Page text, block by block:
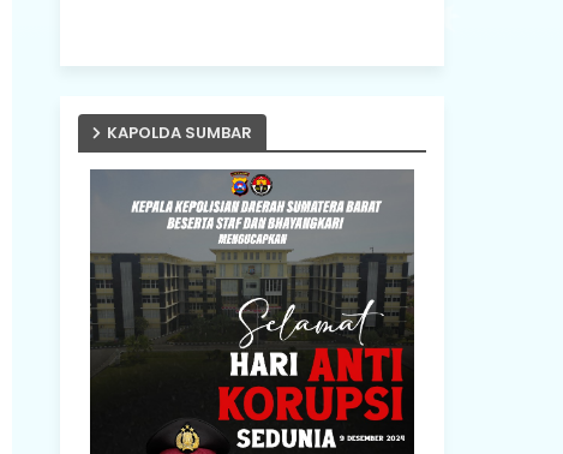
KAPOLDA SUMBAR